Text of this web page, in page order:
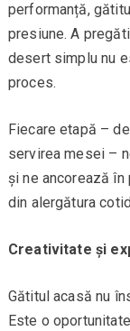
performanță,
presiune. A
desert simplu nu
proces.
Fiecare etapă –
servirea mesei –
și ne ancorează în
din alergătura
Creativitate și
Gătitul acasă nu
Este o